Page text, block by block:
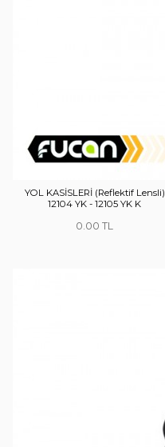
YOL KASİSLERİ (Reflektif Lensli)
12104 YK - 12105 YK K
0.00